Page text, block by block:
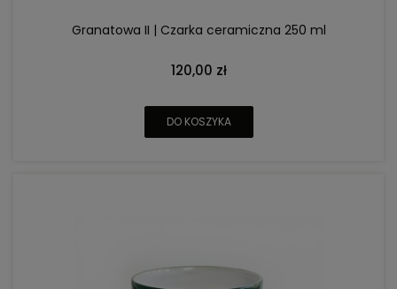
Granatowa II | Czarka ceramiczna 250 ml
120,00 zł
DO KOSZYKA